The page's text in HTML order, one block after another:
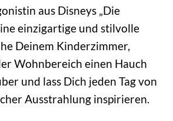
aus Disneys „Die
einzigartige und stilvolle
Deinem Kinderzimmer,
Wohnbereich einen Hauch
und lass Dich jeden Tag von
Ausstrahlung inspirieren.